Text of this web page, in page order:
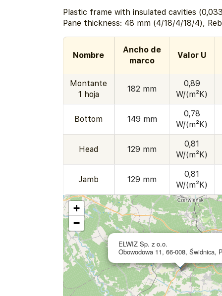
Plastic frame with insulated cavities
Pane thickness: 48 mm (4/18/4/18/4),
Nombre
Ancho de
marco
Valor U
Montante
1 hoja
182 mm
0,89
W/(m²K)
Bottom 149 mm
0,78
W/(m²K)
Head 129 mm
0,81
W/(m²K)
Jamb 129 mm
0,81
W/(m²K)
ELWIZ Sp. z o.o.
Obowodowa 11, 66-008, Świdnica,
+
−